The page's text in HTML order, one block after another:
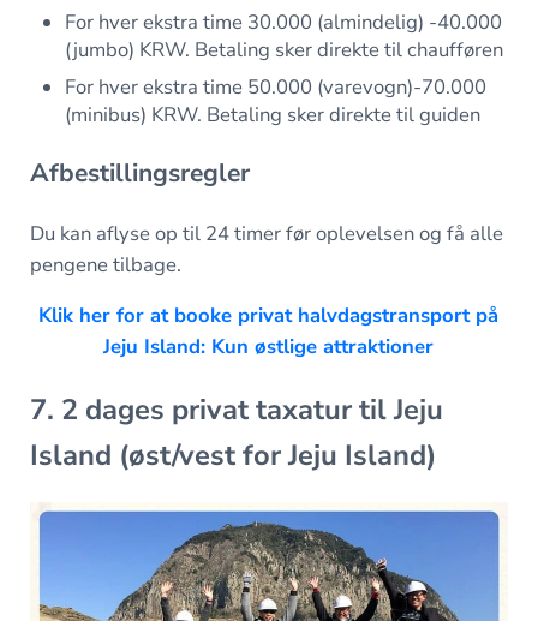
For hver ekstra time 30.000 (almindelig) -40.000
(jumbo) KRW. Betaling sker direkte til chaufføren
For hver ekstra time 50.000 (varevogn)-70.000
(minibus) KRW. Betaling sker direkte til guiden
Afbestillingsregler
Du kan aflyse op til 24 timer før oplevelsen og få alle
pengene tilbage.
Klik her for at booke privat halvdagstransport på
Jeju Island: Kun østlige attraktioner
7. 2 dages privat taxatur til Jeju
Island (øst/vest for Jeju Island)